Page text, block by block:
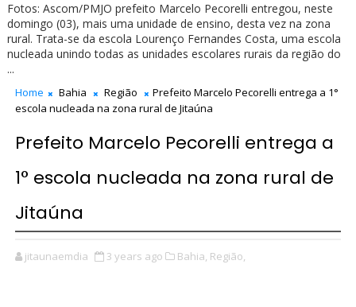
Fotos: Ascom/PMJO prefeito Marcelo Pecorelli entregou, neste
domingo (03), mais uma unidade de ensino, desta vez na zona
rural. Trata-se da escola Lourenço Fernandes Costa, uma escola
nucleada unindo todas as unidades escolares rurais da região do
...
Home Bahia Região
Prefeito Marcelo Pecorelli entrega a 1°
escola nucleada na zona rural de Jitaúna
Prefeito Marcelo Pecorelli entrega a
1° escola nucleada na zona rural de
Jitaúna
jitaunaemdia 3 years ago Bahia, Região,